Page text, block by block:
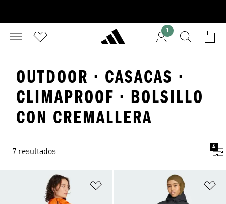
1
OUTDOOR · CASACAS ·
CLIMAPROOF · BOLSILLO
CON CREMALLERA
7 resultados
4
Añadir a la lista de deseos